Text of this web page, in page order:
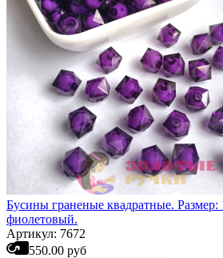
Бусины граненые квадратные.
фиолетовый.
Артикул: 7672
550.00 руб